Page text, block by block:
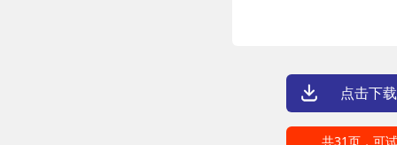
点击下
共31页，可